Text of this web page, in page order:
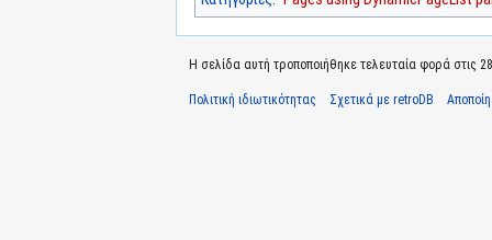
Η σελίδα αυτή τροποποιήθηκε τελευταία φορά στις
Πολιτική ιδιωτικότητας Σχετικά με retroDB